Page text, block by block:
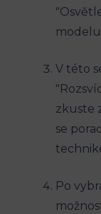
V této
zkuste
se
Po